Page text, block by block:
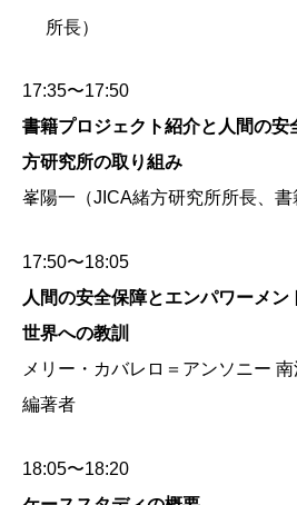
所長）
17:35〜17:50
書籍プロジェクト紹介と人間の
方研究所の取り組み
峯陽一（JICA緒方研究所所長、書
17:50〜18:05
人間の安全保障とエンパワーメ
世界への教訓
メリー・カバレロ＝アンソニー
編著者
18:05〜18:20